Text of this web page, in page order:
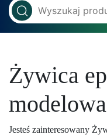
Żywica
Jesteś zainteresowany